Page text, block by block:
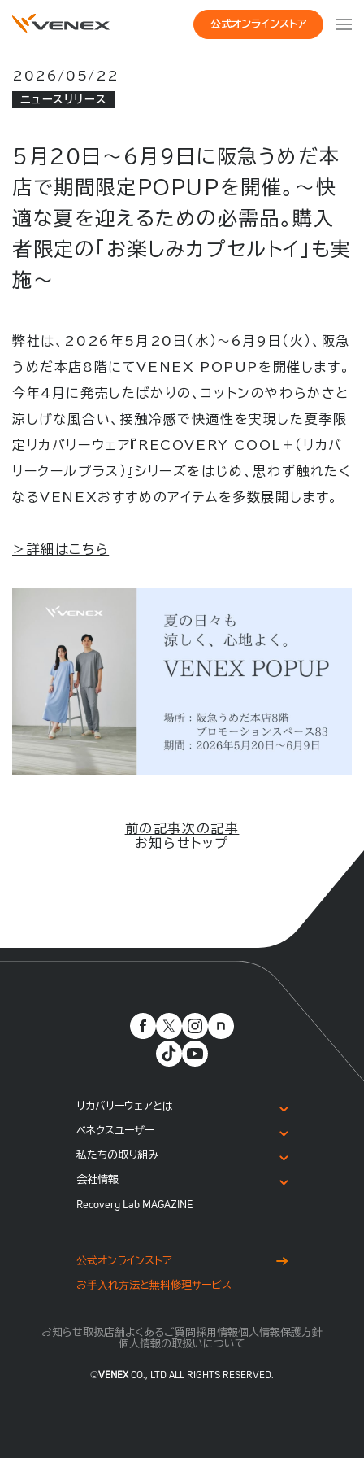
公式オンラインストア
2026/05/22
ニュースリリース
5月20日～6月9日に阪急うめだ本
店で期間限定POPUPを開催。～快
適な夏を迎えるための必需品。購入
者限定の「お楽しみカプセルトイ」も実
施～
弊社は、2026年5月20日（水）～6月9日（火）、阪急
うめだ本店8階にてVENEX POPUPを開催します。
今年4月に発売したばかりの、コットンのやわらかさと
涼しげな風合い、接触冷感で快適性を実現した夏季限
定リカバリーウェア『RECOVERY COOL＋（リカバ
リークールプラス）』シリーズをはじめ、思わず触れたく
なるVENEXおすすめのアイテムを多数展開します。
＞詳細はこちら
前の記事次の記事
お知らせトップ
リカバリーウェアとは
ベネクスユーザー
私たちの取り組み
会社情報
Recovery Lab MAGAZINE
公式オンラインストア
お⼿⼊れ⽅法と無料修理サービス
お知らせ取扱店舗よくあるご質問採用情報個人情報保護方針
個人情報の取扱いについて
©VENEXCO., LTD ALL RIGHTS RESERVED.